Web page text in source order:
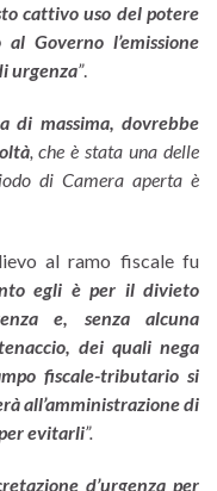
cattivo uso del potere
Governo l’emissione
urgenza”.
di massima, dovrebbe
, che è stata una delle
di Camera aperta è
al ramo fiscale fu
egli è per il divieto
e, senza alcuna
dei quali nega
fiscale-tributario si
all’amministrazione di
evitarli”.
d’urgenza per